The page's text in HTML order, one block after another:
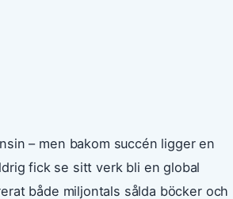
– men bakom succén ligger en
fick se sitt verk bli en global
både miljontals sålda böcker och